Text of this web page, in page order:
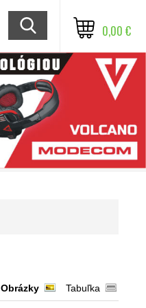
0,00 €
Obrázky Tabuľka